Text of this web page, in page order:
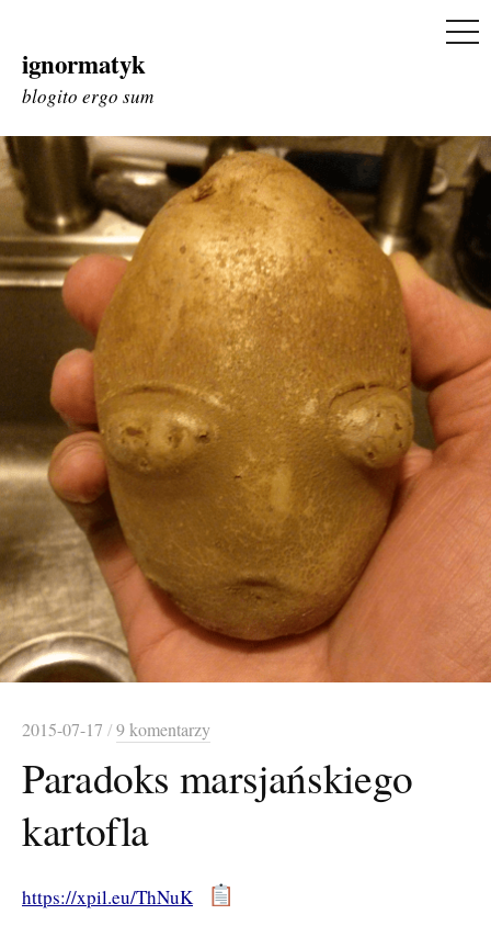
Skip
to
ignormatyk
blogito ergo sum
2015-07-17 /9 komentarzy
Paradoks marsjańskiego
kartofla
https://xpil.eu/ThNuK